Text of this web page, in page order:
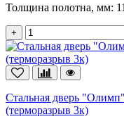
Толщина полотна, мм:
+
Стальная дверь
(терморазрыв 3к)